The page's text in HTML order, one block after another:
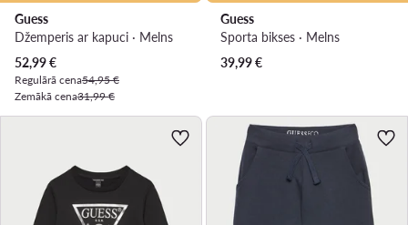
Guess
Džemperis ar kapuci · Melns
Pašreizējā cena
52,99€
Regulārā cena54,95 €
Zemākā cena31,99 €
Guess
Sporta bikses · Melns
39,99€